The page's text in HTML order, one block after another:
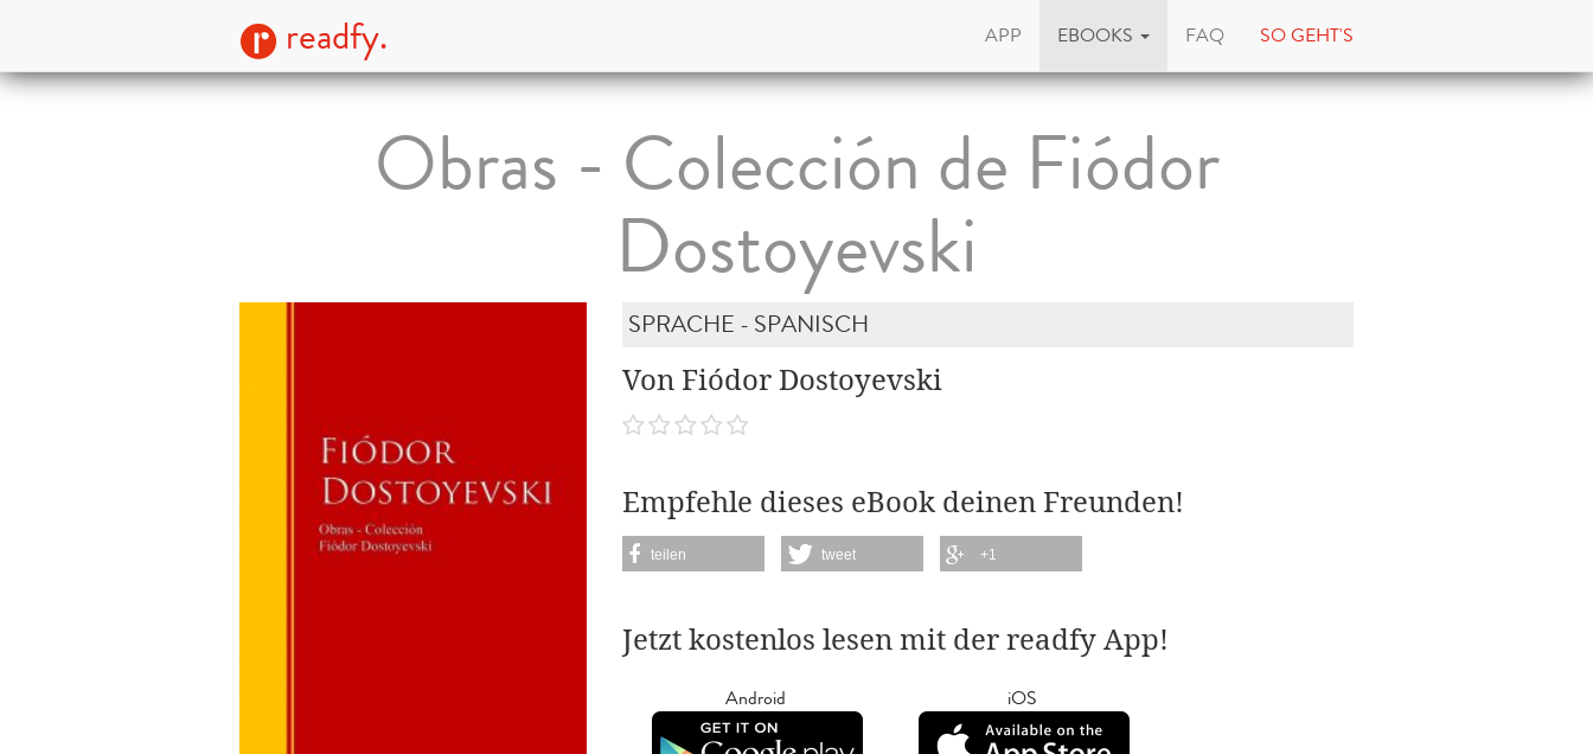
readfy. APP EBOOKS FAQ SO GEHT'S
Obras - Colección de Fiódor
Dostoyevski
SPRACHE - SPANISCH
Von Fiódor Dostoyevski
Empfehle dieses eBook deinen Freunden!
teilen tweet +1
Jetzt kostenlos lesen mit der readfy App!
Android iOS